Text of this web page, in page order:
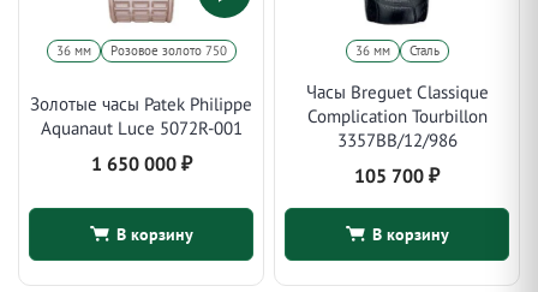
36 мм Розовое золото 750
Золотые часы Patek Philippe
Aquanaut Luce 5072R-001
1 650 000 ₽
В корзину
36 мм Сталь
Часы Breguet Classique
Complication Tourbillon
3357BB/12/986
105 700 ₽
В корзину